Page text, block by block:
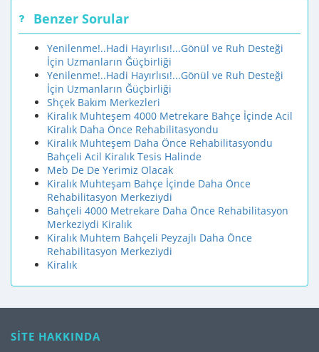
Benzer Sorular
Yenilenme!..Hadi Hayırlısı!...Gönül ve Ruh Desteği
İçin Uzmanların Ğüçbirliği
Yenilenme!..Hadi Hayırlısı!...Gönül ve Ruh Desteği
İçin Uzmanların Ğüçbirliği
Shçek Bakım Merkezleri
Kiralık Muhteşem 4000 Metrekare Bahçe İçinde Acil
Kiralık Daha Önce Rehabilitasyondu
Kiralık Muhteşem Daha Önce Rehabilitasyondu
Bahçeli Acil Kiralık Tesis Halinde
Meb De De Yerimiz Olacak
Kiralık Muhteşam Bahçe İçinde Daha Önce
Rehabilitasyon Merkeziydi
Bahçeli 4000 Metrekare Daha Önce Rehabilitasyon
Merkeziydi Kiralık
Kiralık Muhtem Bahçeli Peyzajlı Daha Önce
Rehabilitasyon Merkeziydi
Kiralık
SİTE HAKKINDA